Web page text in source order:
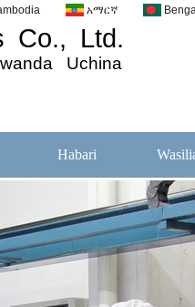
አማርኛ
Co., Ltd.
Uchina
Habari